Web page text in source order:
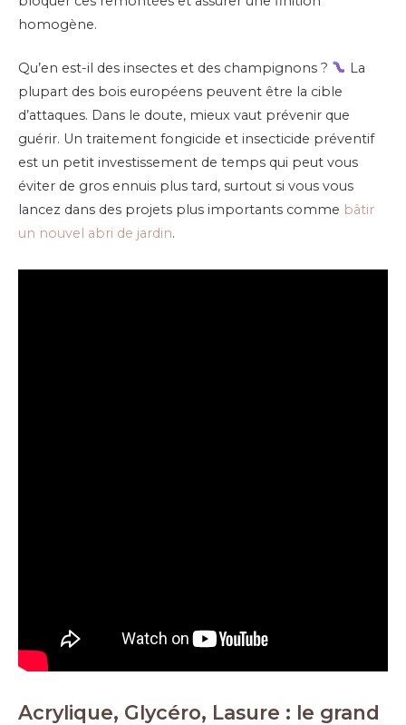
homogène.
Qu’en est-il des insectes et des champignons ?
La
plupart des bois européens peuvent être la cible
d’attaques. Dans le doute, mieux vaut prévenir que
guérir. Un traitement fongicide et insecticide préventif
est un petit investissement de temps qui peut vous
éviter de gros ennuis plus tard, surtout si vous vous
lancez dans des projets plus importants comme bâtir
un nouvel abri de jardin.
Acrylique, Glycéro, Lasure : le grand